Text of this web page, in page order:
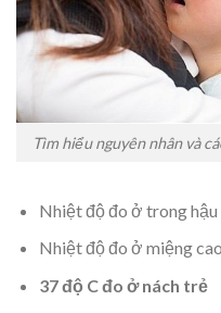
Tìm hiểu nguyên nhân và
Nhiệt độ đo ở trong hậu
Nhiệt độ đo ở miệng
37 độ C đo ở nách trẻ